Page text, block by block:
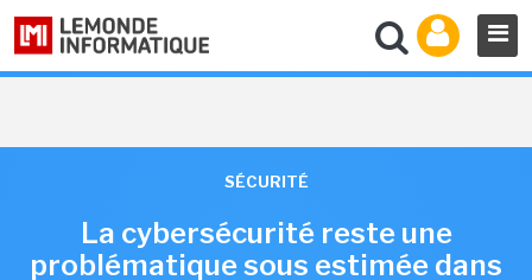
SÉCURITÉ
La cybersécurité reste une
problématique sous estimée dans